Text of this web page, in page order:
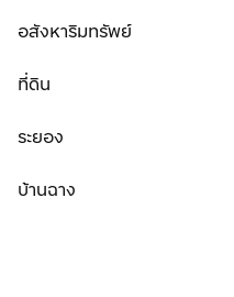
อสังหาริมทรัพย์
ที่ดิน
ระยอง
บ้านฉาง